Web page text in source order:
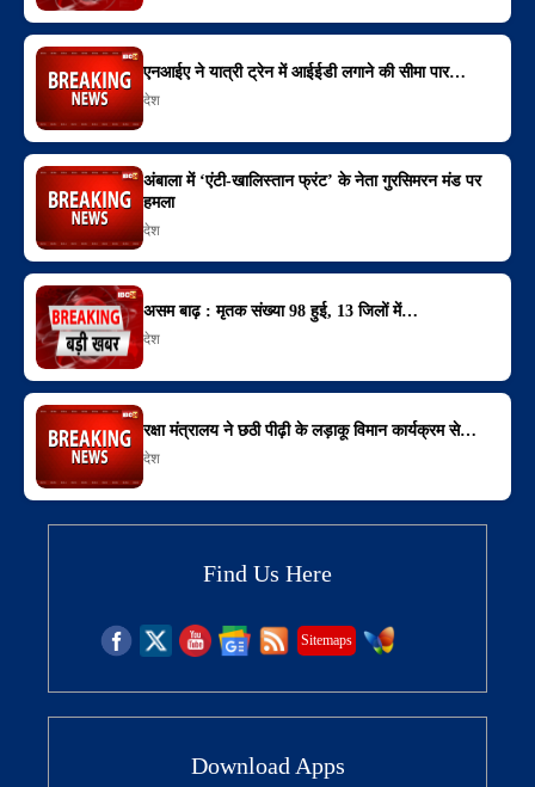
एनआईए ने यात्री ट्रेन में आईईडी लगाने की सीमा पार…
देश
अंबाला में ‘एंटी-खालिस्तान फ्रंट’ के नेता गुरसिमरन मंड पर
हमला
देश
असम बाढ़ : मृतक संख्या 98 हुई, 13 जिलों में…
देश
रक्षा मंत्रालय ने छठी पीढ़ी के लड़ाकू विमान कार्यक्रम से…
देश
Find Us Here
Sitemaps
Download Apps